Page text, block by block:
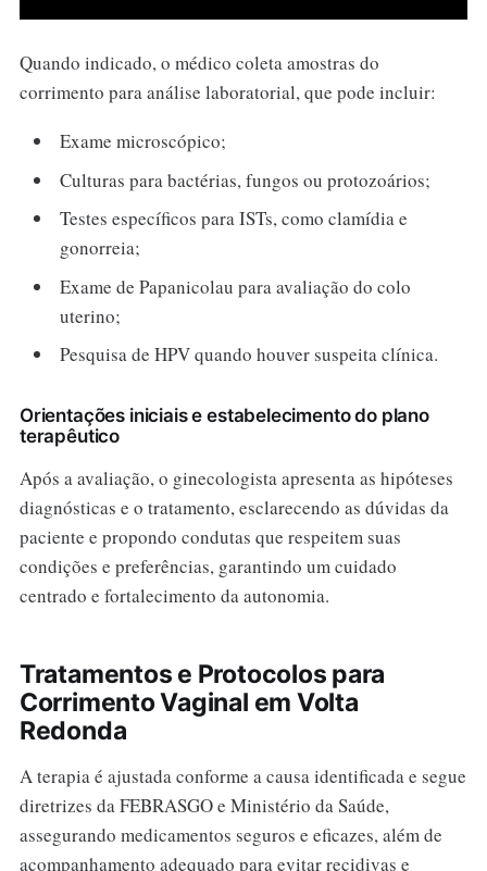
Quando indicado, o médico coleta amostras do
corrimento para análise laboratorial, que pode incluir:
Exame microscópico;
Culturas para bactérias, fungos ou protozoários;
Testes específicos para ISTs, como clamídia e
gonorreia;
Exame de Papanicolau para avaliação do colo
uterino;
Pesquisa de HPV quando houver suspeita clínica.
Orientações iniciais e estabelecimento do plano
terapêutico
Após a avaliação, o ginecologista apresenta as hipóteses
diagnósticas e o tratamento, esclarecendo as dúvidas da
paciente e propondo condutas que respeitem suas
condições e preferências, garantindo um cuidado
centrado e fortalecimento da autonomia.
Tratamentos e Protocolos para
Corrimento Vaginal em Volta
Redonda
A terapia é ajustada conforme a causa identificada e segue
diretrizes da FEBRASGO e Ministério da Saúde,
assegurando medicamentos seguros e eficazes, além de
acompanhamento adequado para evitar recidivas e